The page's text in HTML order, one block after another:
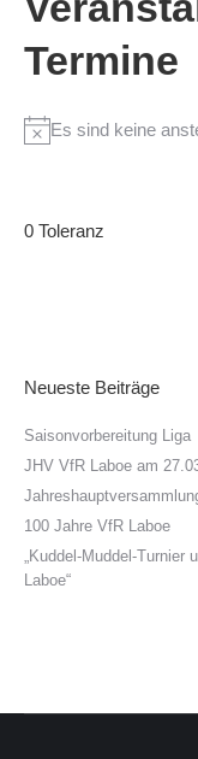
Termine
Hinweis
Es sind keine
0 Toleranz
Neueste Beiträge
Saisonvorbereitung Liga
JHV VfR Laboe am
100 Jahre VfR Laboe
„Kuddel-Muddel-Turnier
Laboe“